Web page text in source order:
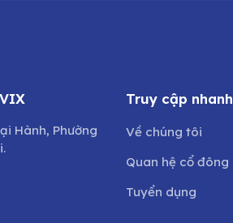
Hành, Phường
Truy cập nhanh
Về chúng tôi
Quan hệ cổ đông
Tuyển dụng